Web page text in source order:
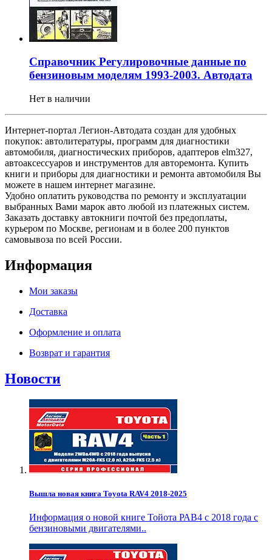
Справочник Регулировочные данные по
бензиновым моделям 1993-2003. Автодата
Нет в наличии
Интернет-портал Легион-Автодата создан для удобных
покупок: автолитературы, программ для диагностики
автомобиля, диагностических приборов, адаптеров elm327,
автоаксессуаров и инструментов для авторемонта. Купить
книги и приборы для диагностики и ремонта автомобиля Вы
можете в нашем интернет магазине.
Удобно оплатить руководства по ремонту и эксплуатации
выбранных Вами марок авто любой из платежных систем.
Заказать доставку автокниги почтой без предоплаты,
курьером по Москве, регионам и в более 200 пунктов
самовывоза по всей России.
Информация
Мои заказы
Доставка
Оформление и оплата
Возврат и гарантия
Новости
Вышла новая книга Toyota RAV4 2018-2025
Информация о новой книге Тойота РАВ4 с 2018 года с
бензиновыми двигателями..